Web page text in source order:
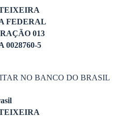
FEDERAL
013
0028760-5
NO BANCO DO BRASIL